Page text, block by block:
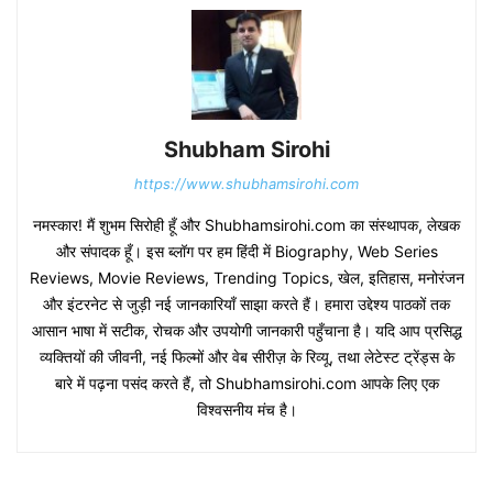
Shubham Sirohi
https://www.shubhamsirohi.com
नमस्कार! मैं शुभम सिरोही हूँ और Shubhamsirohi.com का संस्थापक, लेखक
और संपादक हूँ। इस ब्लॉग पर हम हिंदी में Biography, Web Series
Reviews, Movie Reviews, Trending Topics, खेल, इतिहास, मनोरंजन
और इंटरनेट से जुड़ी नई जानकारियाँ साझा करते हैं। हमारा उद्देश्य पाठकों तक
आसान भाषा में सटीक, रोचक और उपयोगी जानकारी पहुँचाना है। यदि आप प्रसिद्ध
व्यक्तियों की जीवनी, नई फिल्मों और वेब सीरीज़ के रिव्यू, तथा लेटेस्ट ट्रेंड्स के
बारे में पढ़ना पसंद करते हैं, तो Shubhamsirohi.com आपके लिए एक
विश्वसनीय मंच है।